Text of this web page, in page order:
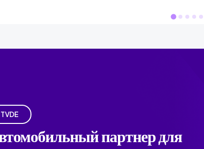
TVDE
партнер для